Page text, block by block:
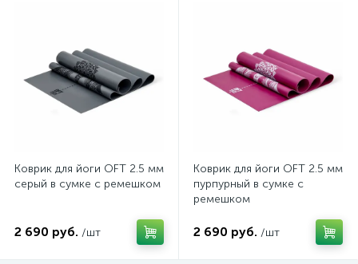
Коврик для йоги OFT 2.5 мм
серый в сумке с ремешком
2 690 руб. /шт
Коврик для йоги OFT 2.5 мм
пурпурный в сумке с
ремешком
2 690 руб. /шт